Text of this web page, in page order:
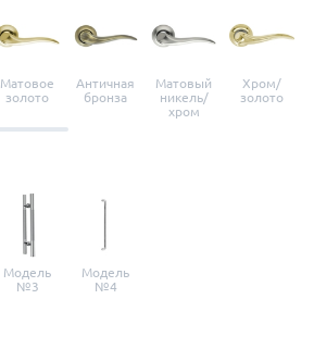
Матовое
золото
Античная
бронза
Матовый
никель/
хром
Хром/
золото
Модель
№3
Модель
№4